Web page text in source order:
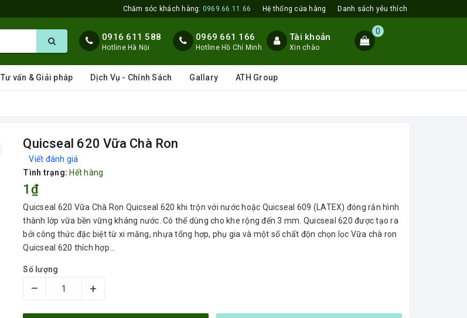
Chăm sóc khách hàng: 0969.66.11.66 Hệ thống cửa hàng Danh sách yêu thích
0916 611 588
Hotline Hà Nội
0969 661 166
Hotline Hồ Chí Minh
Tài khoản
Xin chào
0
Tư vấn & Giải pháp Dịch Vụ - Chính Sách Gallary ATH Group
Quicseal 620 Vữa Chà Ron
Viết đánh giá
Tình trạng: Hết hàng
1₫
Quicseal 620 Vữa Chà Ron Quicseal 620 khi trộn với nước hoặc Quicseal 609 (LATEX) đóng rắn hình
thành lớp vữa bền vững kháng nước. Có thể dùng cho khe rộng đến 3 mm. Quicseal 620 được tạo ra
bởi công thức đặc biệt từ xi măng, nhựa tổng hợp, phụ gia và một số chất độn chọn lọc Vữa chà ron
Quicseal 620 thích hợp...
Số lượng
– +